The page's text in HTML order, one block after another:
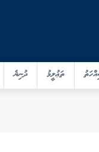
ތަޢުލީމު ދުނިޔެ